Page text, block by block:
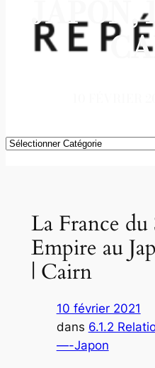
JAPON,
Catégories
La France du
Empire au
| Cairn
10 février 2021
dans 6.1.2
—-Japon